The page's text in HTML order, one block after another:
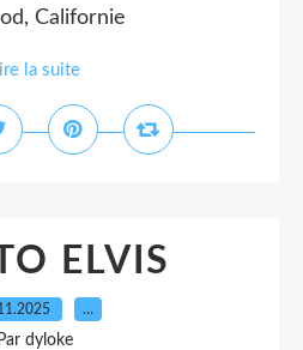
Californie
la suite
ELVIS
…
Par dyloke